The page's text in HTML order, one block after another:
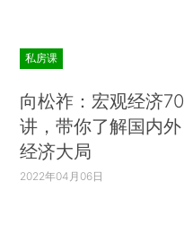
私房课
向松祚：宏观经济70
讲，带你了解国内外
经济大局
2022年04月06日